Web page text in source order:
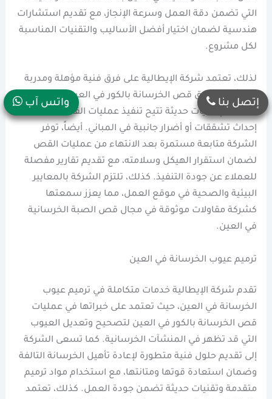
التي تضمن دقة العمل وسرعة الإنجاز، مع تقديم استشارات
هندسية لضمان اختيار أفضل الأساليب والتقنيات المناسبة
لكل مشروع.
لذلك، تعتمد شركة الإيطالية على فرق فنية مؤهلة ومدربة
على أحدث طرق قص الخرسانة بالكور في العين، مع
استخدام تقنيات حديثة تتيح تنفيذ عمليات القص دون
إحداث تشققات أو أضرار جانبية في المباني. أيضاً، توفر
الشركة متابعة مستمرة بعد الانتهاء من عمليات القص
لضمان استقرار الهيكل وسلامته، مع تقديم تقارير مفصلة
للعملاء عن جودة التنفيذ. كذلك، تلتزم الشركة بالمعايير
البيئية والصحية في موقع العمل، مما يعزز سمعتها
كشركة مقاولات موثوقة في مجال قص الصبة الخرسانية
في العين.
ترميم عيوب الخرسانة في العين
تقدم شركة الإيطالية خدمات متكاملة في ترميم عيوب
الخرسانة في العين، حيث تعتمد على خبراتها في عمليات
قص الخرسانة بالكور في العين لتصحيح وتعديل العيوب
التي قد تظهر في المنشآت الخرسانية. كما تسعى الشركة
إلى تقديم حلول فنية متطورة لإعادة تأهيل الخرسانة التالفة
وضمان استعادة قوتها ومتانتها، مع استخدام مواد ترميم
متقدمة وتقنيات حديثة تضمن جودة العمل. كذلك، تعتمد
واتس آب إتصل بنا